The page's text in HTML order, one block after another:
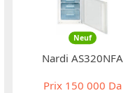
Neuf
Nardi AS320NFA
Prix 150 000 Da